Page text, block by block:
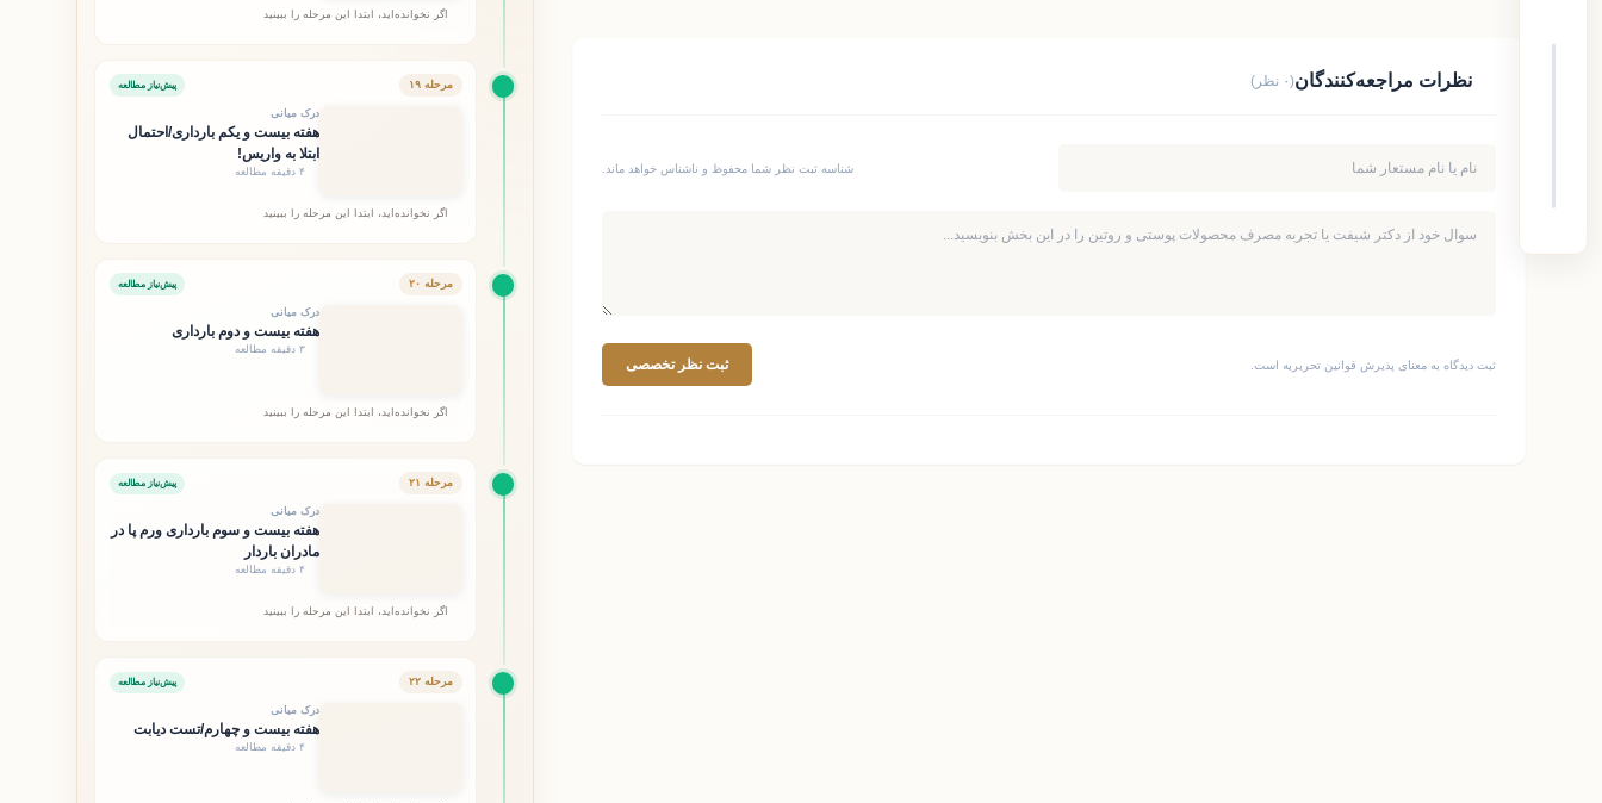
نظرات مراجعه‌کنندگان(۰ نظر)
شناسه ثبت نظر شما محفوظ و ناشناس خواهد ماند.
ثبت دیدگاه به معنای پذیرش قوانین تحریریه است. ثبت نظر تخصصی
اگر نخوانده‌اید، ابتدا این مرحله را ببینید
مرحله ۱۹ پیش‌نیاز مطالعه
درک میانی
هفته بیست و یکم بارداری/احتمال
ابتلا به واریس!
۴ دقیقه مطالعه
اگر نخوانده‌اید، ابتدا این مرحله را ببینید
مرحله ۲۰ پیش‌نیاز مطالعه
درک میانی
هفته بیست و دوم بارداری
۳ دقیقه مطالعه
اگر نخوانده‌اید، ابتدا این مرحله را ببینید
مرحله ۲۱ پیش‌نیاز مطالعه
درک میانی
هفته بیست و سوم بارداری ورم پا در
مادران باردار
۴ دقیقه مطالعه
اگر نخوانده‌اید، ابتدا این مرحله را ببینید
مرحله ۲۲ پیش‌نیاز مطالعه
درک میانی
هفته بیست و چهارم/تست دیابت
۴ دقیقه مطالعه